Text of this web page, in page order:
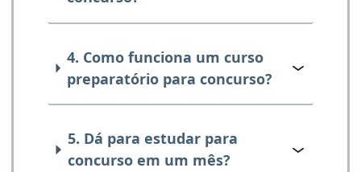
4. Como funciona um curso
preparatório para concurso?
5. Dá para estudar para
concurso em um mês?